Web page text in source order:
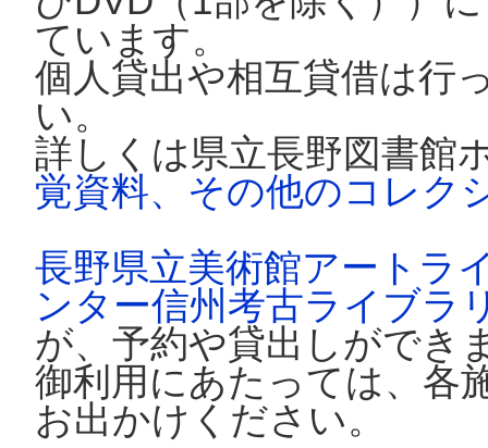
ています。
個人貸出や相互貸借は行
い。
詳しくは県立長野図書館
覚資料、その他のコレク
長野県立美術館アートラ
ンター信州考古ライブラ
が、予約や貸出しができ
御利用にあたっては、各
お出かけください。